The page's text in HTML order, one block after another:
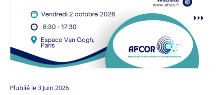
Plublié le 3 Juin 2026